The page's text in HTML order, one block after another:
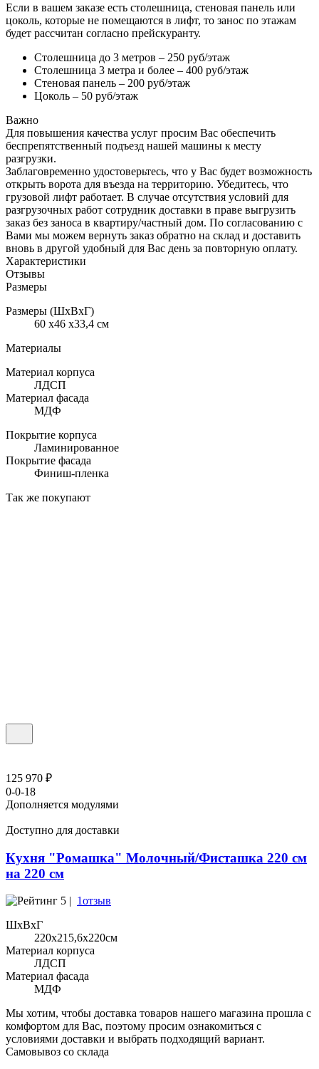
Если в вашем заказе есть столешница, стеновая панель или
цоколь, которые не помещаются в лифт, то занос по этажам
будет рассчитан согласно прейскуранту.
Столешница до 3 метров – 250 руб/этаж
Столешница 3 метра и более – 400 руб/этаж
Стеновая панель – 200 руб/этаж
Цоколь – 50 руб/этаж
Важно
Для повышения качества услуг просим Вас обеспечить
беспрепятственный подъезд нашей машины к месту
разгрузки.
Заблаговременно удостоверьтесь, что у Вас будет возможность
открыть ворота для въезда на территорию. Убедитесь, что
грузовой лифт работает. В случае отсутствия условий для
разгрузочных работ сотрудник доставки в праве выгрузить
заказ без заноса в квартиру/частный дом. По согласованию с
Вами мы можем вернуть заказ обратно на склад и доставить
вновь в другой удобный для Вас день за повторную оплату.
Характеристики
Отзывы
Размеры
Размеры (ШхВхГ)
60 x46 x33,4 см
Материалы
Материал корпуса
ЛДСП
Материал фасада
МДФ
Покрытие корпуса
Ламинированное
Покрытие фасада
Финиш-пленка
Так же покупают
125 970 ₽
0-0-18
Дополняется модулями
Доступно для доставки
Кухня "Ромашка" Молочный/Фисташка 220 см
на 220 см
5 | 1отзыв
ШхВхГ
220x215,6х220см
Материал корпуса
ЛДСП
Материал фасада
МДФ
Мы хотим, чтобы доставка товаров нашего магазина прошла с
комфортом для Вас, поэтому просим ознакомиться с
условиями доставки и выбрать подходящий вариант.
Самовывоз со склада